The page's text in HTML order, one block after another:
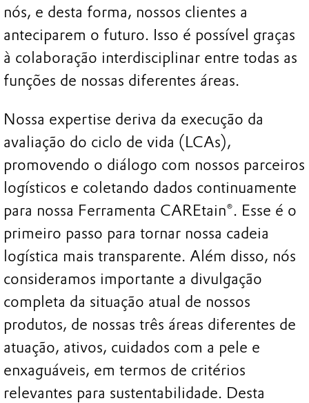
nós, e desta forma, nossos clientes a
anteciparem o futuro. Isso é possível graças
à colaboração interdisciplinar entre todas as
funções de nossas diferentes áreas.
Nossa expertise deriva da execução da
avaliação do ciclo de vida (LCAs),
promovendo o diálogo com nossos parceiros
logísticos e coletando dados continuamente
para nossa Ferramenta CAREtain®. Esse é o
primeiro passo para tornar nossa cadeia
logística mais transparente. Além disso, nós
consideramos importante a divulgação
completa da situação atual de nossos
produtos, de nossas três áreas diferentes de
atuação, ativos, cuidados com a pele e
enxaguáveis, em termos de critérios
relevantes para sustentabilidade. Desta